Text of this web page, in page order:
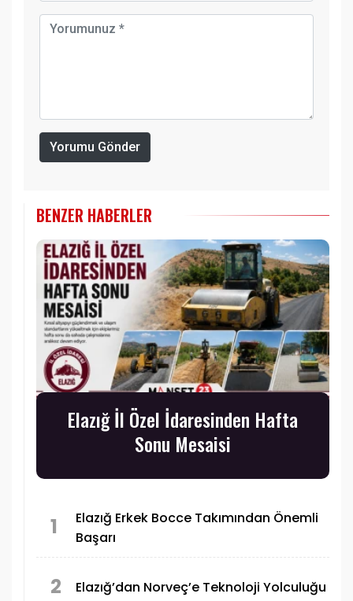
Yorumu Gönder
BENZER HABERLER
Elazığ İl Özel İdaresinden Hafta
Sonu Mesaisi
1
Elazığ Erkek Bocce Takımından Önemli
Başarı
2 Elazığ’dan Norveç’e Teknoloji Yolculuğu